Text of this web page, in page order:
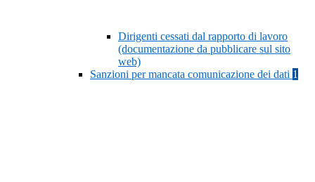
Dirigenti cessati dal rapporto di lavoro
(documentazione da pubblicare sul sito
web)
Sanzioni per mancata comunicazione dei dati 1